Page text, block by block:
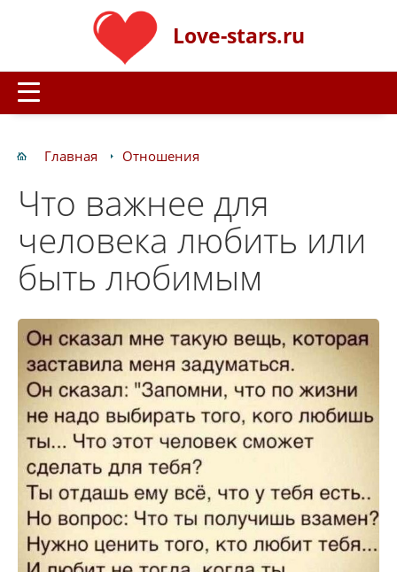
Love-stars.ru
Главная Отношения
Что важнее для
человека любить или
быть любимым